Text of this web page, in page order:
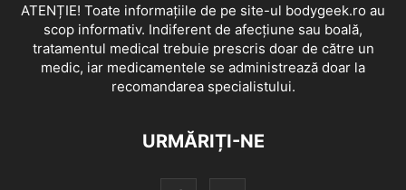
ATENȚIE! Toate informațiile de pe site-ul bodygeek.ro au
scop informativ. Indiferent de afecțiune sau boală,
tratamentul medical trebuie prescris doar de către un
medic, iar medicamentele se administrează doar la
recomandarea specialistului.
URMĂRIȚI-NE